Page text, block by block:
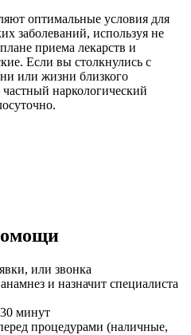
оптимальные условия для
заболеваний, используя не
приема лекарств и
Если вы столкнулись с
или жизни близкого
наркологический
или звонка
и назначит специалиста
минут
процедурами (наличные,